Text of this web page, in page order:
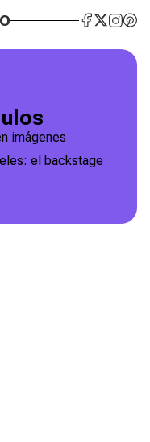
imágenes
el backstage